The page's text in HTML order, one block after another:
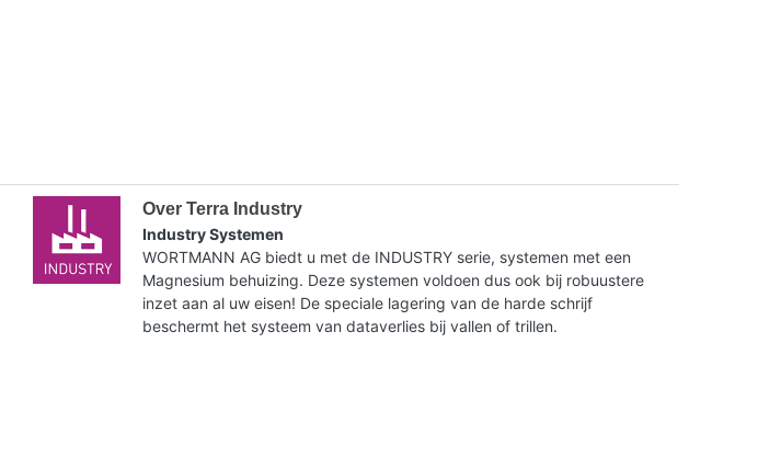
Over Terra Industry
Industry Systemen
WORTMANN AG biedt u met de INDUSTRY serie, systemen met een
Magnesium behuizing. Deze systemen voldoen dus ook bij robuustere
inzet aan al uw eisen! De speciale lagering van de harde schrijf
beschermt het systeem van dataverlies bij vallen of trillen.